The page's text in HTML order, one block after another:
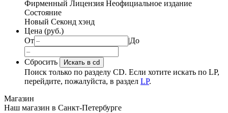
Фирменный Лицензия Неофициальное издание
Состояние
Новый Секонд хэнд
Цена (руб.)
От
|До
Сбросить Искать в cd
Поиск только по разделу CD. Если хотите искать по LP,
перейдите, пожалуйста, в раздел LP.
Магазин
Наш магазин в Санкт-Петербурге